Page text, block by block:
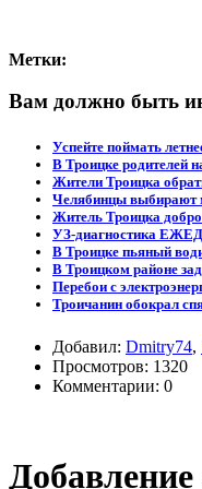
Метки:
Вам должно быть
Успейте поймать
В Троицке родителей
Жители Троицка
Челябинцы выбирают
Житель Троицка
УЗ-диагностика
В Троицке пьяный
В Троицком районе
Перебои с
Троичанин обокрал
Добавил: Dmitry74,
Просмотров: 1320
Комментарии: 0